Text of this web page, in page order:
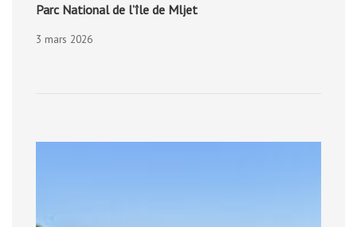
Parc National de l’île de Mljet
3 mars 2026